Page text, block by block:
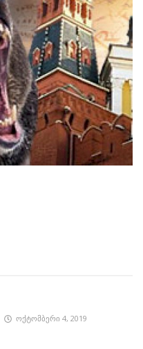
ოქტომბერი 4, 2019